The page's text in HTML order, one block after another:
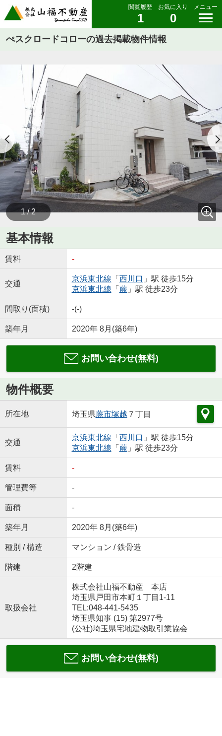
閲覧履歴
1
お気に入り
0
メニュー
ぺスクロードコローの過去掲載物件情報
1 / 2
基本情報
賃料 -
交通
京浜東北線 「 西川口 」駅 徒歩15分
京浜東北線 「 蕨」駅 徒歩23分
間取り(面積) -(-)
築年月 2020年 8月(築6年)
お問い合わせ(無料)
物件概要
所在地 埼玉県蕨市塚越 ７丁目
交通
京浜東北線 「 西川口 」駅 徒歩15分
京浜東北線 「 蕨」駅 徒歩23分
賃料 -
管理費等 -
面積 -
築年月 2020年 8月(築6年)
種別 / 構造 マンション / 鉄骨造
階建 2階建
取扱会社
株式会社山福不動産 本店
埼玉県戸田市本町１丁目1-11
TEL:048-441-5435
埼玉県知事 (15) 第2977号
(公社)埼玉県宅地建物取引業協会
お問い合わせ(無料)